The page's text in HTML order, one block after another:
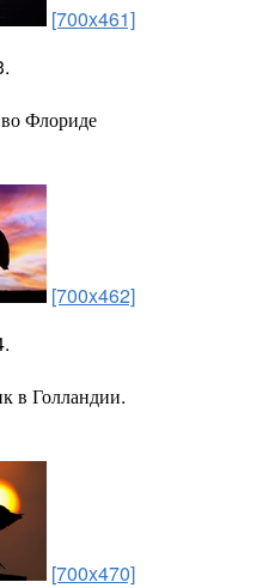
[700x461]
Флориде
[700x462]
в Голландии.
[700x470]